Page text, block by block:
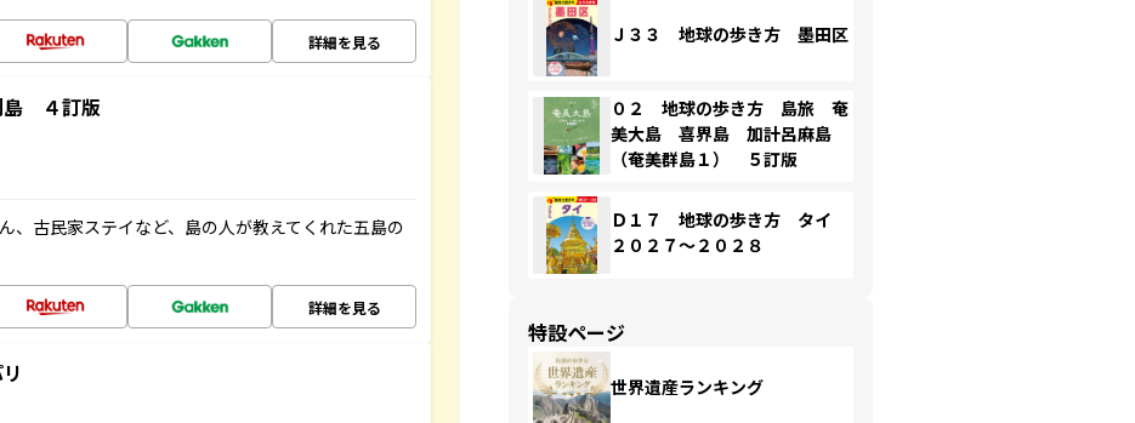
詳細を見る
４訂版
、古民家ステイなど、島の人が教えてくれた五島の
詳細を見る
Ｊ３３ 地球の歩き方 墨田区
０２ 地球の歩き方 島旅 奄
美大島 喜界島 加計呂麻島
（奄美群島１） ５訂版
Ｄ１７ 地球の歩き方 タイ
２０２７～２０２８
特設ページ
世界遺産ランキング